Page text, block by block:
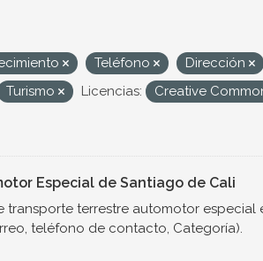
Teléfono Dirección
Turismo Licencias: Creative
Especial de Santiago de Cali
transporte terrestre automotor especial
teléfono de contacto, Categoría).